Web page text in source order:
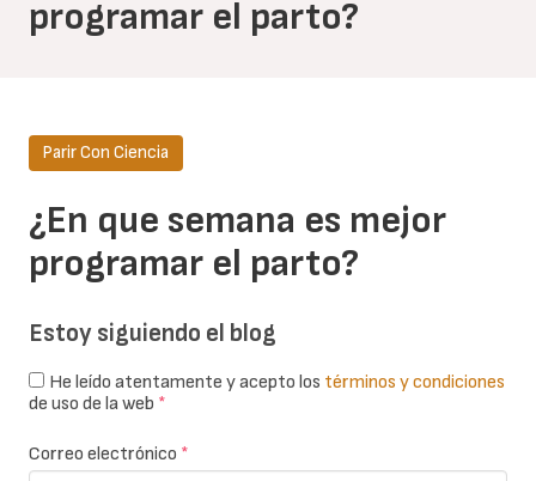
programar el parto?
¿En que semana es mejor
programar el parto?
Parir Con Ciencia
Estoy siguiendo el blog
He leído atentamente y acepto los términos y condiciones
de uso de la web *
Correo electrónico *